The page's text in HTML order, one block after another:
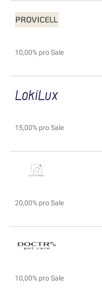
10,00% pro Sale
15,00% pro Sale
20,00% pro Sale
10,00% pro Sale